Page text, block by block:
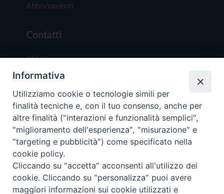
Abbonamenti
Contatti
Chi Siamo
Redazione
Scrivici
Copyright © 2019 - Tutti i diritti riservati - Vita
Trentina Editrice
Informativa
Utilizziamo cookie o tecnologie simili per
finalità tecniche e, con il tuo consenso, anche per
altre finalità ("interazioni e funzionalità semplici",
"miglioramento dell'esperienza", "misurazione" e
"targeting e pubblicità") come specificato nella
cookie policy.
Cliccando su "accetta" acconsenti all'utilizzo dei
cookie. Cliccando su "personalizza" puoi avere
maggiori informazioni sui cookie utilizzati e